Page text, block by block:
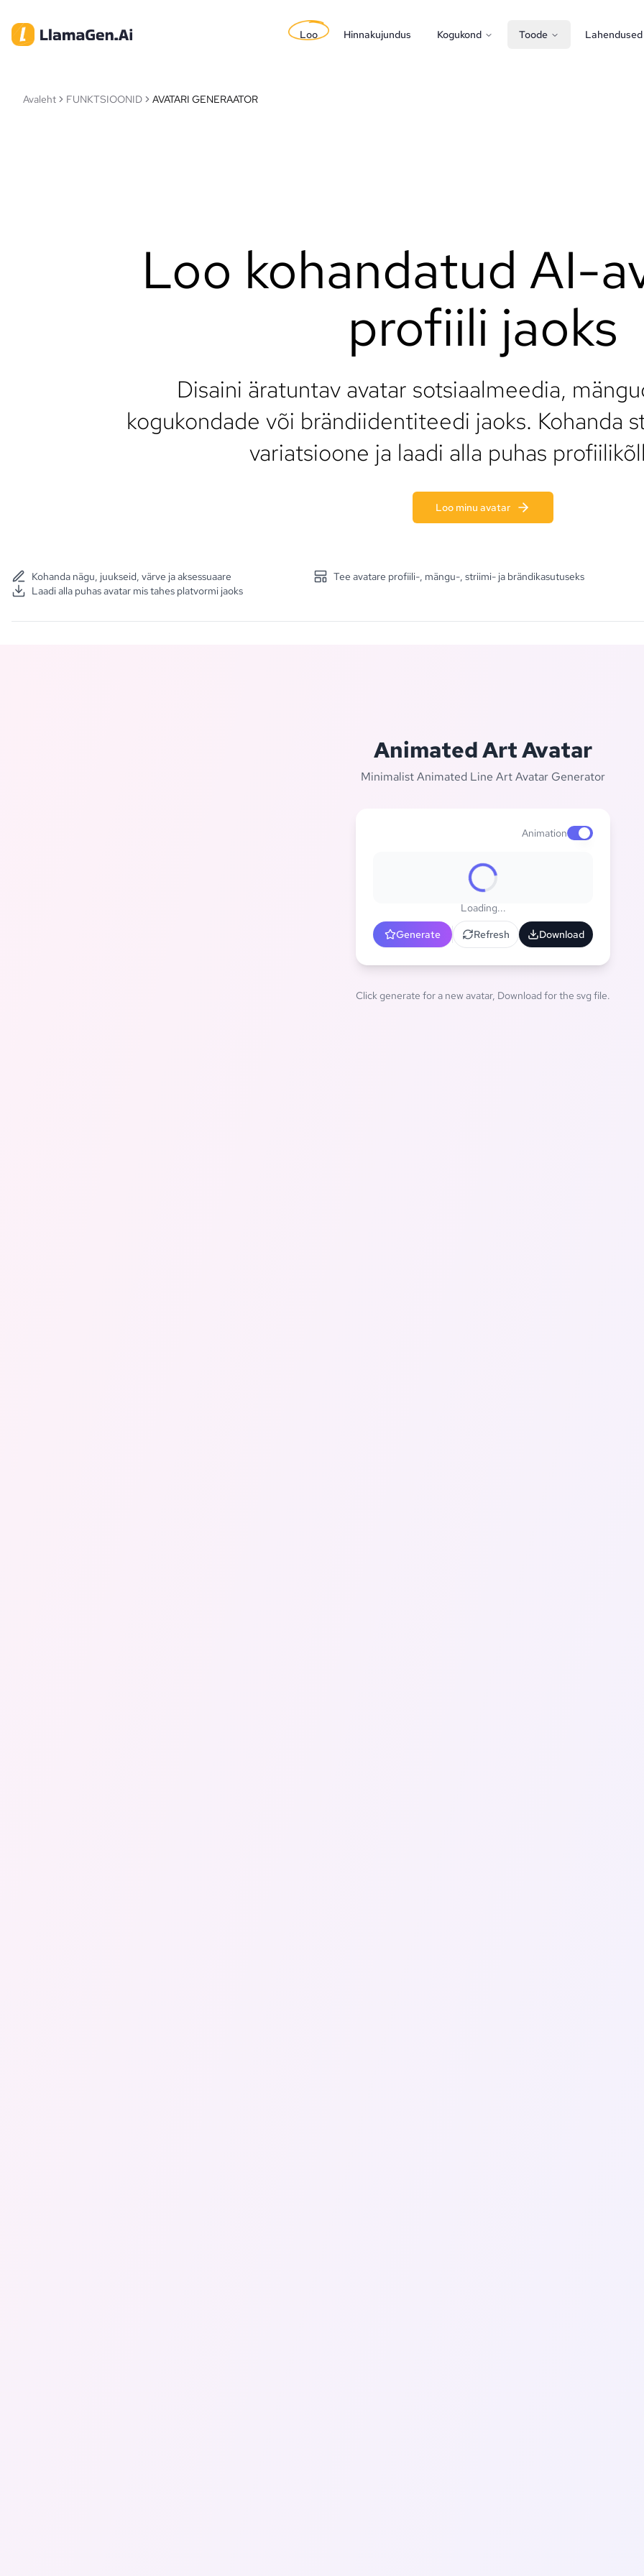
Loo Hinnakujundus Kogukond Toode Lahendused
Avaleht FUNKTSIOONID AVATARI GENERAATOR
Loo kohandatud AI-
profiili jaoks
Disaini äratuntav avatar sotsiaalmeedia,
kogukondade või brändiidentiteedi jaoks. Kohanda
variatsioone ja laadi alla puhas
Loo minu avatar
Kohanda nägu, juukseid, värve ja aksessuaare
Tee avatare profiili-, mängu-, striimi- ja brändikasutuseks
Laadi alla puhas avatar mis tahes platvormi jaoks
Animated Art Avatar
Minimalist Animated Line Art Avatar Generator
AnimationEnable
Loading...
Generate Refresh Download
Click generate for a new avatar, Download for the svg file.